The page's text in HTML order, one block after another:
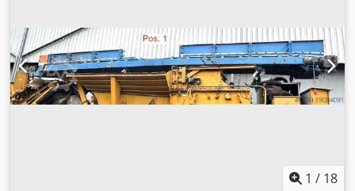
de video in de advertentie Meer informatie en video op
aanvraag
1 / 18